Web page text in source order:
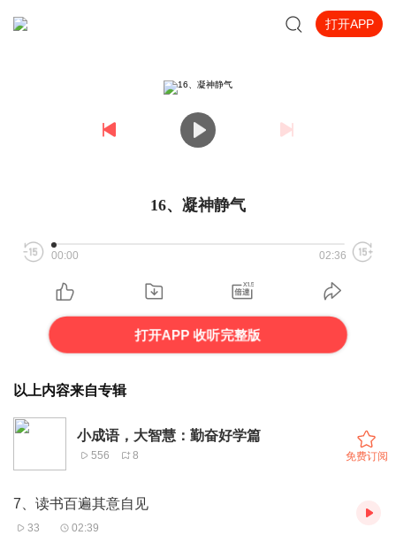
打开APP
16、凝神静气
00:00 02:36
打开APP 收听完整版
以上内容来自专辑
小成语，大智慧：勤奋好学篇
556 8 免费订阅
7、读书百遍其意自见
33 02:39